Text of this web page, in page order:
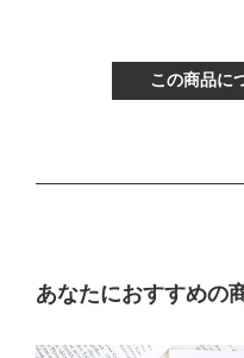
首輪サイ
普
この商品に
あなたにおすすめの